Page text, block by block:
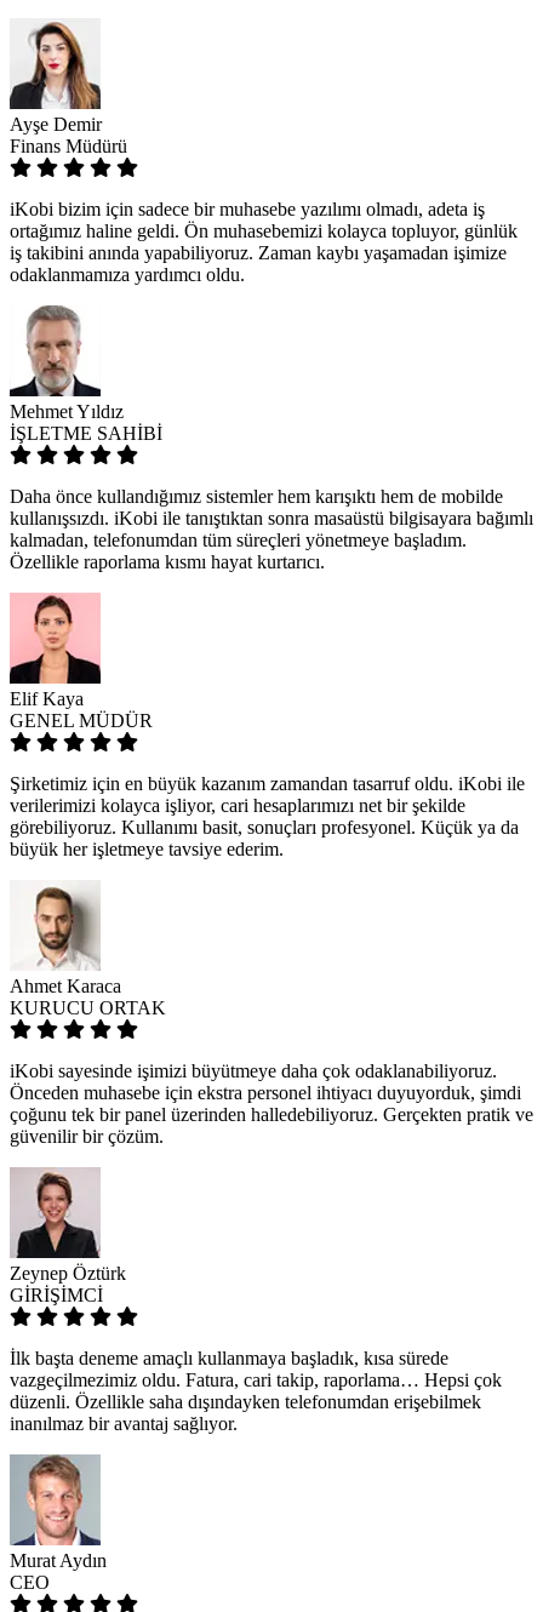
Ayşe Demir
Finans Müdürü
iKobi bizim için sadece bir muhasebe yazılımı olmadı, adeta iş
ortağımız haline geldi. Ön muhasebemizi kolayca topluyor, günlük
iş takibini anında yapabiliyoruz. Zaman kaybı yaşamadan işimize
odaklanmamıza yardımcı oldu.
Mehmet Yıldız
İŞLETME SAHİBİ
Daha önce kullandığımız sistemler hem karışıktı hem de mobilde
kullanışsızdı. iKobi ile tanıştıktan sonra masaüstü bilgisayara bağımlı
kalmadan, telefonumdan tüm süreçleri yönetmeye başladım.
Özellikle raporlama kısmı hayat kurtarıcı.
Elif Kaya
GENEL MÜDÜR
Şirketimiz için en büyük kazanım zamandan tasarruf oldu. iKobi ile
verilerimizi kolayca işliyor, cari hesaplarımızı net bir şekilde
görebiliyoruz. Kullanımı basit, sonuçları profesyonel. Küçük ya da
büyük her işletmeye tavsiye ederim.
Ahmet Karaca
KURUCU ORTAK
iKobi sayesinde işimizi büyütmeye daha çok odaklanabiliyoruz.
Önceden muhasebe için ekstra personel ihtiyacı duyuyorduk, şimdi
çoğunu tek bir panel üzerinden halledebiliyoruz. Gerçekten pratik ve
güvenilir bir çözüm.
Zeynep Öztürk
GİRİŞİMCİ
İlk başta deneme amaçlı kullanmaya başladık, kısa sürede
vazgeçilmezimiz oldu. Fatura, cari takip, raporlama… Hepsi çok
düzenli. Özellikle saha dışındayken telefonumdan erişebilmek
inanılmaz bir avantaj sağlıyor.
Murat Aydın
CEO